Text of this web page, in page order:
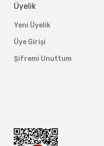
Üyelik
Yeni Üyelik
Üye Girişi
Şifremi Unuttum